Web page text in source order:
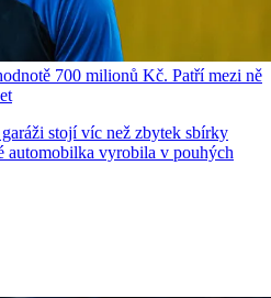
700 milionů Kč. Patří mezi ně
stojí víc než zbytek sbírky
automobilka vyrobila v pouhých